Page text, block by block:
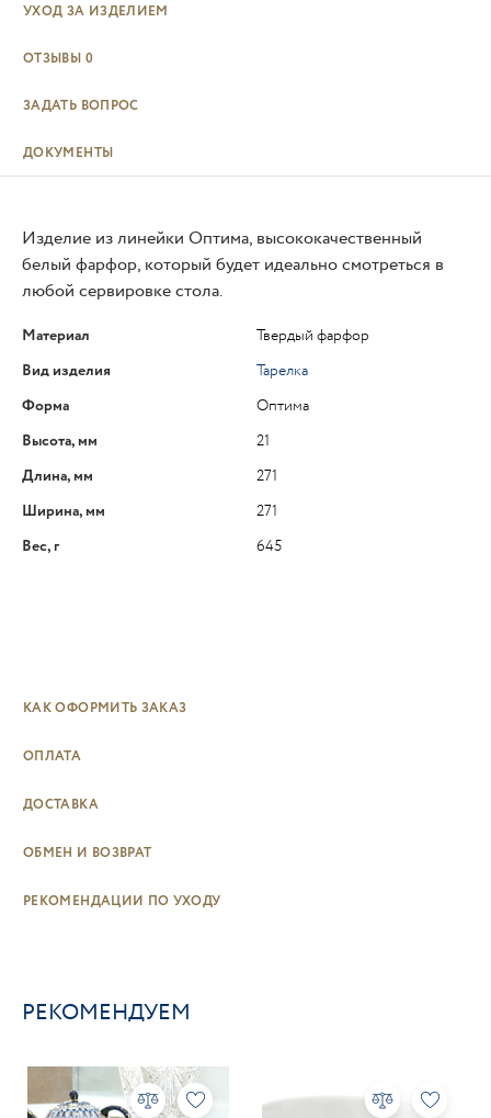
УХОД ЗА ИЗДЕЛИЕМ
ОТЗЫВЫ 0
ЗАДАТЬ ВОПРОС
ДОКУМЕНТЫ
Изделие из линейки Оптима, высококачественный
белый фарфор, который будет идеально смотреться в
любой сервировке стола.
Материал
Твердый фарфор
Вид изделия
Тарелка
Форма
Оптима
Высота, мм
21
Длина, мм
271
Ширина, мм
271
Вес, г
645
КАК ОФОРМИТЬ ЗАКАЗ
ОПЛАТА
ДОСТАВКА
ОБМЕН И ВОЗВРАТ
РЕКОМЕНДАЦИИ ПО УХОДУ
РЕКОМЕНДУЕМ